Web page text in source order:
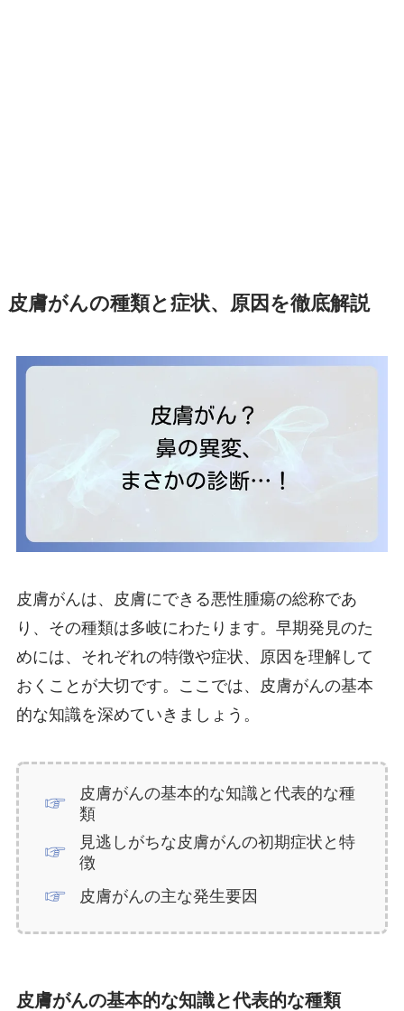
皮膚がんの種類と症状、原因を徹底解説
皮膚がんは、皮膚にできる悪性腫瘍の総称であ
り、その種類は多岐にわたります。早期発見のた
めには、それぞれの特徴や症状、原因を理解して
おくことが大切です。ここでは、皮膚がんの基本
的な知識を深めていきましょう。
皮膚がんの基本的な知識と代表的な種
類
見逃しがちな皮膚がんの初期症状と特
徴
皮膚がんの主な発生要因
皮膚がんの基本的な知識と代表的な種類